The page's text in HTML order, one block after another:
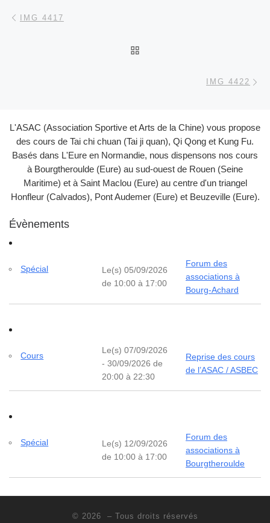
Parcourir les articles
IMG 4417
IMG 4422
L'ASAC (Association Sportive et Arts de la Chine) vous propose
des cours de Tai chi chuan (Tai ji quan), Qi Qong et Kung Fu.
Basés dans L'Eure en Normandie, nous dispensons nos cours
à Bourgtheroulde (Eure) au sud-ouest de Rouen (Seine
Maritime) et à Saint Maclou (Eure) au centre d'un triangel
Honfleur (Calvados), Pont Audemer (Eure) et Beuzeville (Eure).
Évènements
Spécial
Le(s) 05/09/2026
de 10:00 à 17:00
Forum des
associations à
Bourg-Achard
Cours
Le(s) 07/09/2026
- 30/09/2026 de
20:00 à 22:30
Reprise des cours
de l’ASAC / ASBEC
Spécial
Le(s) 12/09/2026
de 10:00 à 17:00
Forum des
associations à
Bourgtheroulde
© 2026 – Tous droits réservés